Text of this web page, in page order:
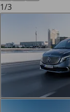
1/3